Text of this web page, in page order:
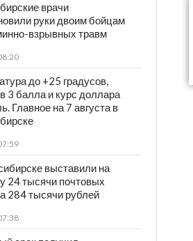
врачи
руки двоим бойцам
взрывных травм
до +25 градусов,
3 балла и курс доллара
Главное на 7 августа в
выставили на
24 тысячи почтовых
284 тысячи рублей